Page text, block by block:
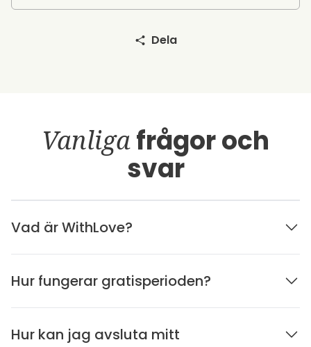
Dela
Vanligafrågor och
svar
Vad är WithLove?
Hur fungerar gratisperioden?
Hur kan jag avsluta mitt